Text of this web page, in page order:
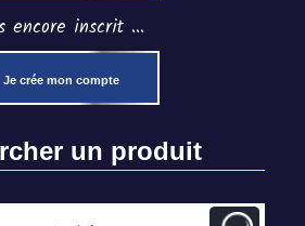
encore inscrit ...
Je crée mon compte
un produit